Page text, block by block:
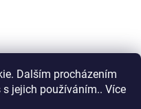
Dalším procházením
jejich používáním.. Více